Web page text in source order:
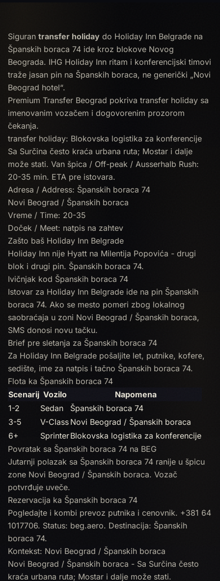
Siguran transfer holiday do Holiday Inn Belgrade na
Španskih boraca 74 ide kroz blokove Novog
Beograda. IHG Holiday Inn ritam i konferencijski timovi
traže jasan pin na Španskih boraca, ne generički „Novi
Beograd hotel“.
Premium Transfer Beograd pokriva transfer holiday sa
imenovanim vozačem i dogovorenim prozorom
čekanja.
transfer holiday: Blokovska logistika za konferencije
Sa Surčina često kraća urbana ruta; Mostar i dalje
može stati. Van špica / Off-peak / Ausserhalb Rush:
20-35 min. ETA pre istovara.
Adresa / Address: Španskih boraca 74
Novi Beograd / Španskih boraca
Vreme / Time: 20-35
Doček / Meet: natpis na zahtev
Zašto baš Holiday Inn Belgrade
Holiday Inn nije Hyatt na Milentija Popovića - drugi
blok i drugi pin. Španskih boraca 74.
Ivičnjak kod Španskih boraca 74
Istovar za Holiday Inn Belgrade ide na pin Španskih
boraca 74. Ako se mesto pomeri zbog lokalnog
saobraćaja u zoni Novi Beograd / Španskih boraca,
SMS donosi novu tačku.
Brief pre sletanja za Španskih boraca 74
Za Holiday Inn Belgrade pošaljite let, putnike, koferе,
sedište, ime za natpis i tačno Španskih boraca 74.
Flota ka Španskih boraca 74
Scenarij Vozilo
Napomena
1-2
Sedan
Španskih boraca 74
3-5
V-Class Novi Beograd / Španskih boraca
6+
SprinterBlokovska logistika za konferencije
Povratak sa Španskih boraca 74 na BEG
Jutarnji polazak sa Španskih boraca 74 ranije u špicu
zone Novi Beograd / Španskih boraca. Vozač
potvrđuje uveče.
Rezervacija ka Španskih boraca 74
Pogledajte i kombi prevoz putnika i cenovnik. +381 64
1017706. Status: beg.aero. Destinacija: Španskih
boraca 74.
Kontekst: Novi Beograd / Španskih boraca
Novi Beograd / Španskih boraca - Sa Surčina često
kraća urbana ruta; Mostar i dalje može stati.